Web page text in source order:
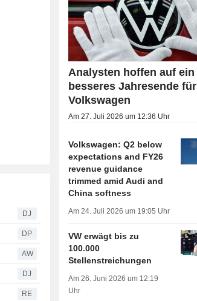
DJ
DP
AW
DJ
RE
Analysten hoffen auf ein
besseres Jahresende für
Volkswagen
Am 27. Juli 2026 um 12:36 Uhr
Volkswagen: Q2 below
expectations and FY26
revenue guidance
trimmed amid Audi and
China softness
Am 24. Juli 2026 um 19:05 Uhr
VW erwägt bis zu
100.000
Stellenstreichungen
Am 26. Juni 2026 um 12:19
Uhr